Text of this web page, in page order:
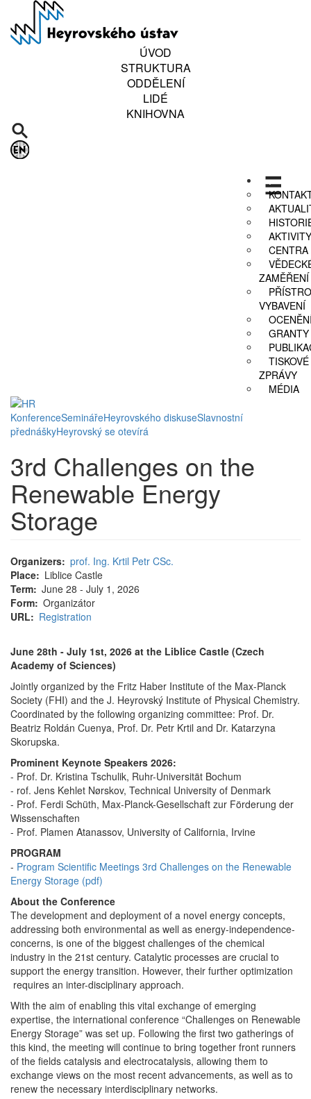
hlavnímu
obsahu
ÚVOD
STRUKTURA
ODDĚLENÍ
LIDÉ
KNIHOVNA
.
AKTIVITY
CENTRA
ZAMĚŘENÍ
VYBAVENÍ
GRANTY
TISKOVÉ
ZPRÁVY
MÉDIA
KonferenceSeminářeHeyrovského diskuseSlavnostní
přednáškyHeyrovský se otevírá
3rd Challenges on the
Renewable Energy
Storage
Organizers prof. Ing. Krtil Petr CSc.
Place
Liblice Castle
Term June 28 - July 1, 2026
Form Organizátor
URL
Registration
June 28th - July 1st, 2026 at the Liblice Castle (Czech
Academy of Sciences)
Jointly organized by the Fritz Haber Institute of the Max-Planck
Society (FHI) and the J. Heyrovský Institute of Physical Chemistry.
Coordinated by the following organizing committee: Prof. Dr.
Beatriz Roldán Cuenya, Prof. Dr. Petr Krtil and Dr. Katarzyna
Skorupska.
Prominent Keynote Speakers 2026:
- Prof. Dr. Kristina Tschulik, Ruhr-Universität Bochum
- rof. Jens Kehlet Nørskov, Technical University of Denmark
- Prof. Ferdi Schüth, Max-Planck-Gesellschaft zur Förderung der
Wissenschaften
- Prof. Plamen Atanassov, University of California, Irvine
PROGRAM
- Program Scientific Meetings 3rd Challenges on the Renewable
Energy Storage (pdf)
About the Conference
The development and deployment of a novel energy concepts,
addressing both environmental as well as energy-independence-
concerns, is one of the biggest challenges of the chemical
industry in the 21st century. Catalytic processes are crucial to
support the energy transition. However, their further optimization
requires an inter-disciplinary approach.
With the aim of enabling this vital exchange of emerging
expertise, the international conference “Challenges on Renewable
Energy Storage” was set up. Following the first two gatherings of
this kind, the meeting will continue to bring together front runners
of the fields catalysis and electrocatalysis, allowing them to
exchange views on the most recent advancements, as well as to
renew the necessary interdisciplinary networks.